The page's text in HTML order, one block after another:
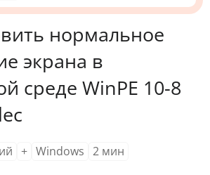
нормальное
экрана в
среде WinPE 10-8
+ Windows 2 мин